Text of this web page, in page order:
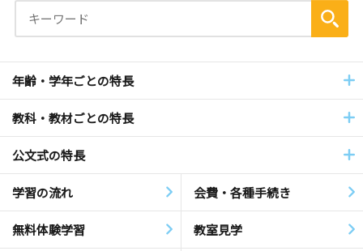
年齢・学年ごとの特長
教科・教材ごとの特長
公文式の特長
学習の流れ 会費・各種手続き
無料体験学習 教室見学